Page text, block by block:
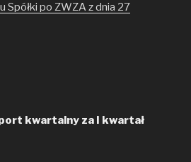
Spółki po ZWZA z dnia 27
kwartalny za I kwartał